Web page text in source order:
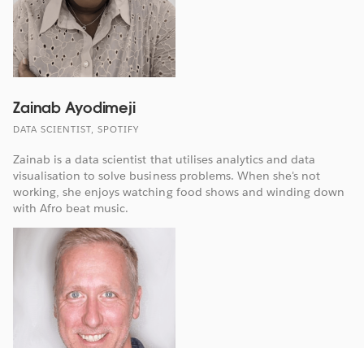
Zainab Ayodimeji
DATA SCIENTIST, SPOTIFY
Zainab is a data scientist that utilises analytics and data
visualisation to solve business problems. When she's not
working, she enjoys watching food shows and winding down
with Afro beat music.